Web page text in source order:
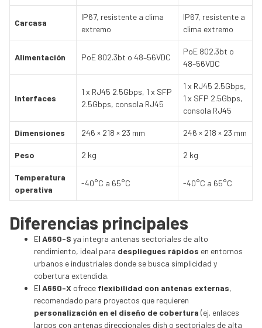
Carcasa
IP67, resistente a clima
extremo
IP67, resistente a
clima extremo
Alimentación PoE 802.3bt o 48–56VDC
PoE 802.3bt o
48–56VDC
Interfaces
1 x RJ45 2.5Gbps, 1 x SFP
2.5Gbps, consola RJ45
1 x RJ45 2.5Gbps,
1 x SFP 2.5Gbps,
consola RJ45
Dimensiones 246 × 218 × 23 mm 246 × 218 × 23 mm
Peso 2 kg 2 kg
Temperatura
operativa
-40°C a 65°C -40°C a 65°C
Diferencias principales
El A660-S ya integra antenas sectoriales de alto
rendimiento, ideal para despliegues rápidos en entornos
urbanos e industriales donde se busca simplicidad y
cobertura extendida.
El A660-X ofrece flexibilidad con antenas externas,
recomendado para proyectos que requieren
personalización en el diseño de cobertura (ej. enlaces
largos con antenas direccionales dish o sectoriales de alta